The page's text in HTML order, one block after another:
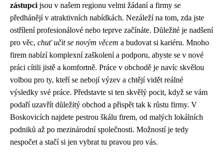
zástupci jsou v našem regionu velmi žádaní a firmy se
předhánějí v atraktivních nabídkách. Nezáleží na tom, zda jste
ostřílení profesionálové nebo teprve začínáte. Důležité je nadšení
pro věc, chuť učit se novým věcem a budovat si kariéru. Mnoho
firem nabízí komplexní zaškolení a podporu, abyste se v nové
práci cítili jistě a komfortně. Práce v obchodě je navíc skvělou
volbou pro ty, kteří se nebojí výzev a chtějí vidět reálné
výsledky své práce. Představte si ten skvělý pocit, když se vám
podaří uzavřít důležitý obchod a přispět tak k růstu firmy. V
Boskovicích najdete pestrou škálu firem, od malých lokálních
podniků až po mezinárodní společnosti. Možností je tedy
nespočet a stačí si jen vybrat tu pravou pro vás.